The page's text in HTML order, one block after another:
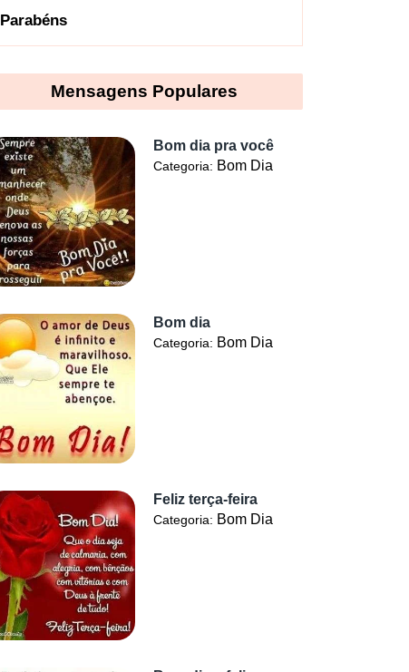
Parabéns
Mensagens Populares
Bom dia pra você
Categoria: Bom Dia
Bom dia
Categoria: Bom Dia
Feliz terça-feira
Categoria: Bom Dia